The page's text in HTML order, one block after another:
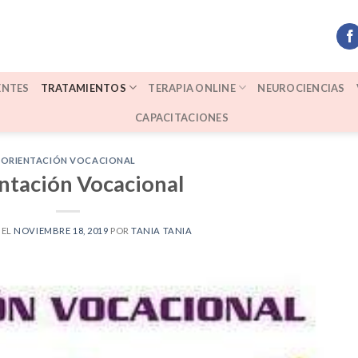
TRATAMIENTOS TERAPIA ONLINE NEUROCIENCIAS
CAPACITACIONES
ORIENTACIÓN VOCACIONAL
Vocacional
NOVIEMBRE 18, 2019 PORTANIA TANIA